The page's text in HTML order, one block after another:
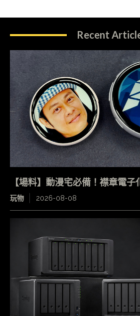
Recent
【場料】動漫宅必備！襟章電子
玩物 2026-08-08